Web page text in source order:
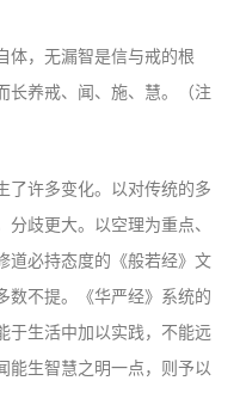
体，无漏智是信与戒的根
长养戒、闻、施、慧。（注
了许多变化。以对传统的多
歧更大。以空理为重点、
道必持态度的《般若经》文
数不提。《华严经》系统的
于生活中加以实践，不能远
能生智慧之明一点，则予以